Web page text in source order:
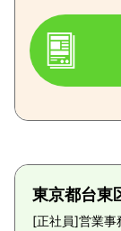
東京都台東
[正社員]営業事